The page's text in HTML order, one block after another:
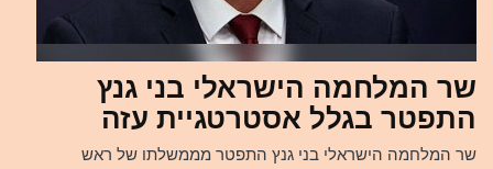
שר המלחמה הישראלי בני גנץ
התפטר בגלל אסטרטגיית עזה
שר המלחמה הישראלי בני גנץ התפטר מממשלתו של ראש